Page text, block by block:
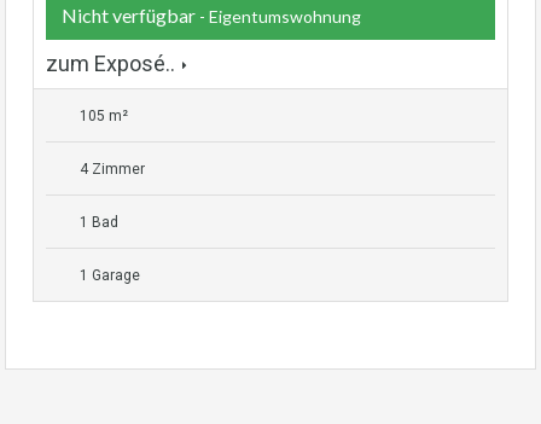
Nicht verfügbar - Eigentumswohnung
zum Exposé..
105 m²
4 Zimmer
1 Bad
1 Garage